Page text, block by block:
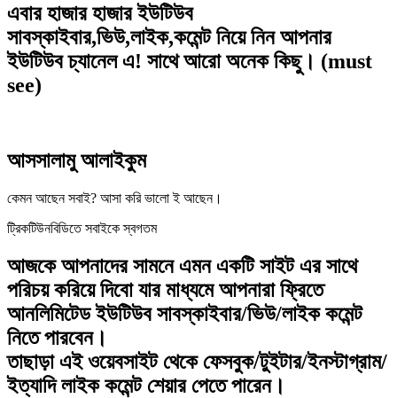
এবার হাজার হাজার ইউটিউব
সাবস্কাইবার,ভিউ,লাইক,কমেন্ট নিয়ে নিন আপনার
ইউটিউব চ্যানেল এ! সাথে আরো অনেক কিছু। (must
see)
আসসালামু আলাইকুম
কেমন আছেন সবাই? আসা করি ভালো ই আছেন।
ট্রিকটিউনবিডিতে সবাইকে স্বগতম
আজকে আপনাদের সামনে এমন একটি সাইট এর সাথে
পরিচয় করিয়ে দিবো যার মাধ্যমে আপনারা ফ্রিতে
আনলিমিটেড ইউটিউব সাবস্কাইবার/ভিউ/লাইক কমেন্ট
নিতে পারবেন।
তাছাড়া এই ওয়েবসাইট থেকে ফেসবুক/টুইটার/ইনস্টাগ্রাম/
ইত্যাদি লাইক কমেন্ট শেয়ার পেতে পারেন।